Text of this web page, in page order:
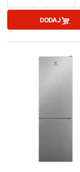
DODAJ